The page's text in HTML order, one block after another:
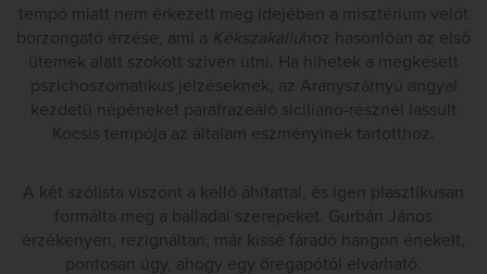
tempó miatt nem érkezett meg idejében a misztérium velőt
borzongató érzése, ami a Kékszakállú hoz hasonlóan az első
ütemek alatt szokott szíven ütni. Ha hihetek a megkésett
pszichoszomatikus jelzéseknek, az Aranyszárnyú angyal
kezdetű népéneket parafrazeáló siciliano-résznél lassult
Kocsis tempója az általam eszményinek tartotthoz.
A két szólista viszont a kellő áhítattal, és igen plasztikusan
formálta meg a balladai szerepeket. Gurbán János
érzékenyen, rezignáltan, már kissé fáradó hangon énekelt,
pontosan úgy, ahogy egy öregapótól elvárható.